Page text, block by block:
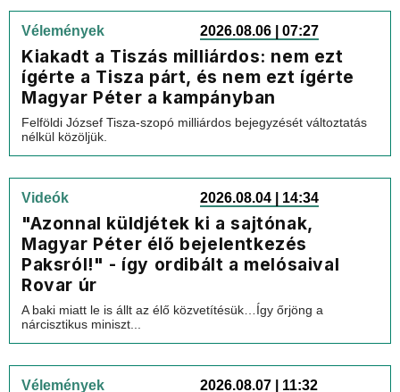
Vélemények 2026.08.06 | 07:27
Kiakadt a Tiszás milliárdos: nem ezt
ígérte a Tisza párt, és nem ezt ígérte
Magyar Péter a kampányban
Felföldi József Tisza-szopó milliárdos bejegyzését változtatás
nélkül közöljük.
Videók 2026.08.04 | 14:34
"Azonnal küldjétek ki a sajtónak,
Magyar Péter élő bejelentkezés
Paksról!" - így ordibált a melósaival
Rovar úr
A baki miatt le is állt az élő közvetítésük…Így őrjöng a
nárcisztikus miniszt...
Vélemények 2026.08.07 | 11:32